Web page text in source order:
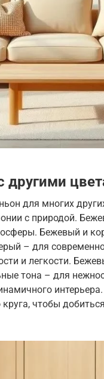
другими
для многих
с природой.
Бежевый и
– для
и легкости.
тона – для
чтобы